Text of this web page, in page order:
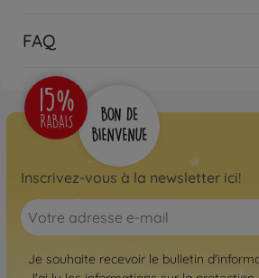
FAQ
Inscrivez-vous à la newsletter ici!
Je souhaite recevoir le bulletin